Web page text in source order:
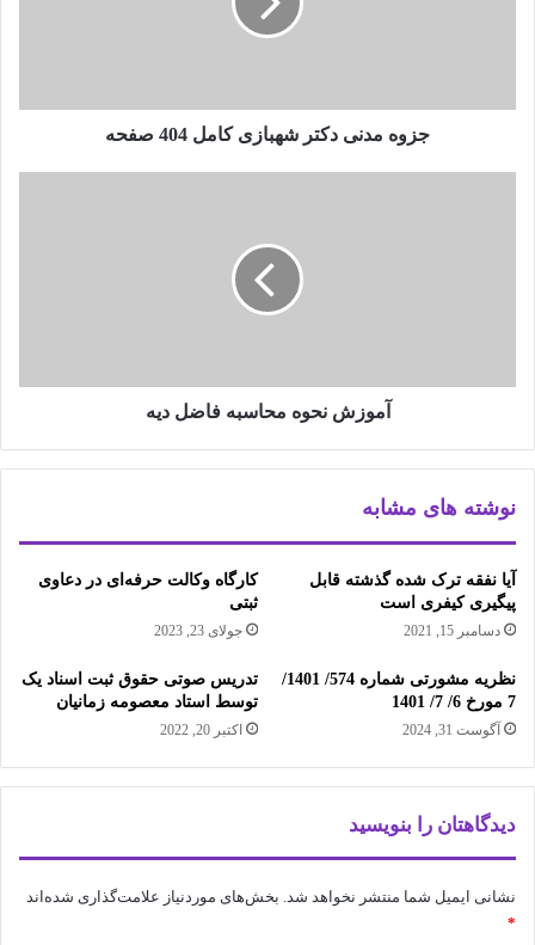
جزوه مدنی دکتر شهبازی کامل 404 صفحه
آموزش نحوه محاسبه فاضل دیه
نوشته های مشابه
آیا نفقه ترک شده گذشته قابل
پیگیری کیفری است
دسامبر 15, 2021
کارگاه وکالت حرفه‌ای در دعاوی
ثبتی
جولای 23, 2023
نظریه مشورتی شماره 574/ 1401/
7 مورخ 6/ 7/ 1401
آگوست 31, 2024
تدریس صوتی حقوق ثبت اسناد یک
توسط استاد معصومه زمانیان
اکتبر 20, 2022
دیدگاهتان را بنویسید
نشانی ایمیل شما منتشر نخواهد شد. بخش‌های موردنیاز علامت‌گذاری شده‌اند
*